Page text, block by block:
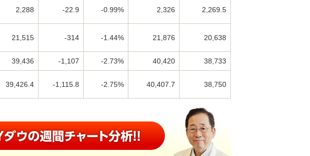
2,288 -22.9 -0.99% 2,326 2,269.5
21,515 -314 -1.44% 21,876 20,638
39,436 -1,107 -2.73% 40,420 38,733
39,426.4 -1,115.8 -2.75% 40,407.7 38,750